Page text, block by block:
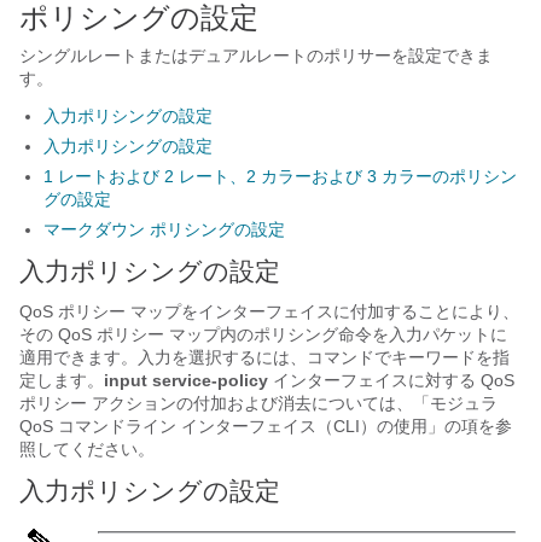
ポリシングの設定
シングルレートまたはデュアルレートのポリサーを設定できま
す。
入力ポリシングの設定
入力ポリシングの設定
1 レートおよび 2 レート、2 カラーおよび 3 カラーのポリシン
グの設定
マークダウン ポリシングの設定
入力ポリシングの設定
QoS ポリシー マップをインターフェイスに付加することにより、
その QoS ポリシー マップ内のポリシング命令を入力パケットに
適用できます。入力を選択するには、コマンドでキーワードを指
定します。 input service-policy インターフェイスに対する QoS
ポリシー アクションの付加および消去については、「モジュラ
QoS コマンドライン インターフェイス（CLI）の使用」の項を参
照してください。
入力ポリシングの設定